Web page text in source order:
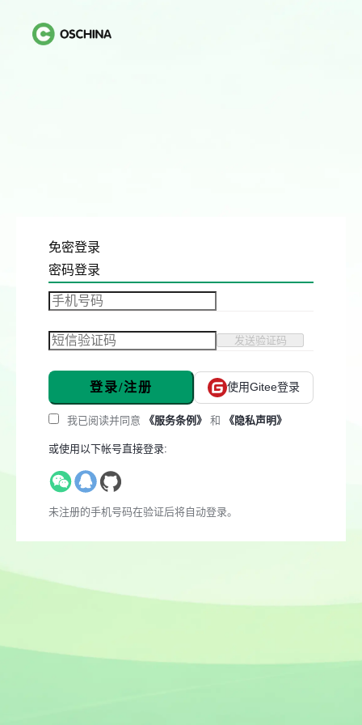
免密登录
密码登录
发送验证码
登录/注册 使用Gitee登录
我已阅读并同意 《服务条例》 和 《隐私声明》
或使用以下帐号直接登录:
未注册的手机号码在验证后将自动登录。